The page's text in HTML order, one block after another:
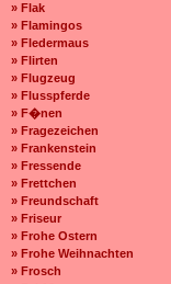
» Flak
» Flamingos
» Fledermaus
» Flirten
» Flugzeug
» Flusspferde
» F�nen
» Fragezeichen
» Frankenstein
» Fressende
» Frettchen
» Freundschaft
» Friseur
» Frohe Ostern
» Frohe Weihnachten
» Frosch